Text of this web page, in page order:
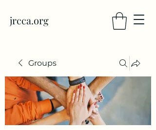
jrcca.org
Groups